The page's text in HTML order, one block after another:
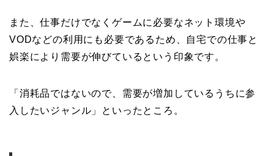
また、仕事だけでなくゲームに必要なネット環境や
VODなどの利用にも必要であるため、自宅での仕事と
娯楽により需要が伸びているという印象です。
「消耗品ではないので、需要が増加しているうちに参
入したいジャンル」といったところ。